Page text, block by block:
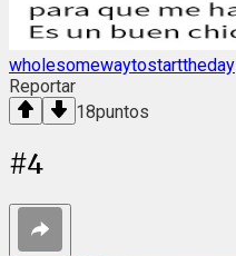
wholesomewaytostarttheday
Reportar
18puntos
#4